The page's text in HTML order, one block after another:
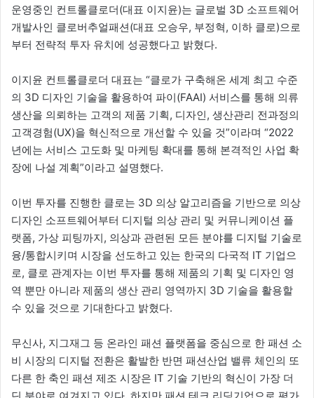
운영중인 컨트롤클로더(대표 이지윤)는 글로벌 3D 소프트웨어
개발사인 클로버추얼패션(대표 오승우, 부정혁, 이하 클로)으로
부터 전략적 투자 유치에 성공했다고 밝혔다.
이지윤 컨트롤클로더 대표는 “클로가 구축해온 세계 최고 수준
의 3D 디자인 기술을 활용하여 파이(FAAI) 서비스를 통해 의류
생산을 의뢰하는 고객의 제품 기획, 디자인, 생산관리 전과정의
고객경험(UX)을 혁신적으로 개선할 수 있을 것”이라며 “2022
년에는 서비스 고도화 및 마케팅 확대를 통해 본격적인 사업 확
장에 나설 계획”이라고 설명했다.
이번 투자를 진행한 클로는 3D 의상 알고리즘을 기반으로 의상
디자인 소프트웨어부터 디지털 의상 관리 및 커뮤니케이션 플
랫폼, 가상 피팅까지, 의상과 관련된 모든 분야를 디지털 기술로
융/통합시키며 시장을 선도하고 있는 한국의 다국적 IT 기업으
로, 클로 관계자는 이번 투자를 통해 제품의 기획 및 디자인 영
역 뿐만 아니라 제품의 생산 관리 영역까지 3D 기술을 활용할
수 있을 것으로 기대한다고 밝혔다.
무신사, 지그재그 등 온라인 패션 플랫폼을 중심으로 한 패션 소
비 시장의 디지털 전환은 활발한 반면 패션산업 밸류 체인의 또
다른 한 축인 패션 제조 시장은 IT 기술 기반의 혁신이 가장 더